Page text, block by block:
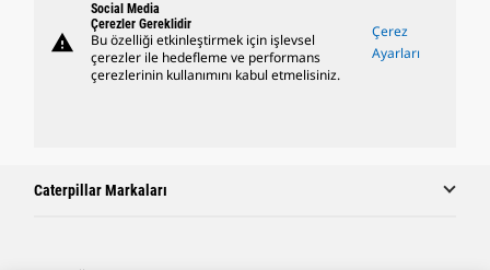
warning
Social Media
Çerezler Gereklidir
Bu özelliği etkinleştirmek için işlevsel
çerezler ile hedefleme ve performans
çerezlerinin kullanımını kabul etmelisiniz.
Çerez
Ayarları
Caterpillar Markaları